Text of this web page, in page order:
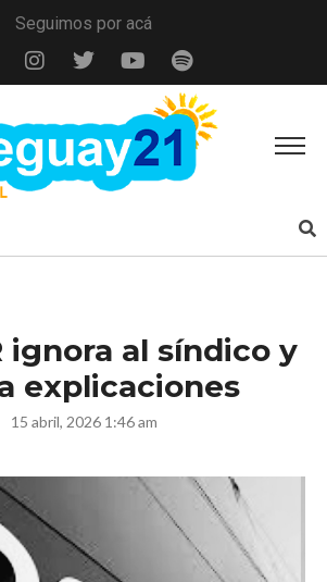
Seguimos por acá
ignora al síndico y
explicaciones
15 abril, 2026 1:46 am